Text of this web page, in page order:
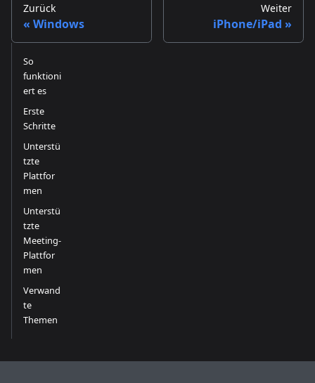
Zurück
Windows
Weiter
iPhone/iPad
So
funktioni
ert es
Erste
Schritte
Unterstü
tzte
Plattfor
men
Unterstü
tzte
Meeting-
Plattfor
men
Verwand
te
Themen